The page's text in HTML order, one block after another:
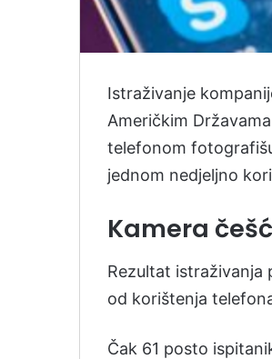
Istraživanje
Američkim
telefonom
jednom nedjeljno
Kamera
Rezultat istraživanja
od korištenja
Čak 61 posto